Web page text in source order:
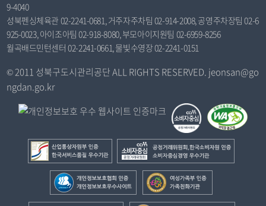
9-4040
성북펜싱체육관 02-2241-0681, 거주자주차팀 02-914-2008, 공영주차장팀 02-6
925-0023, 아이조아팀 02-918-8080, 부모아이지원팀 02-6959-8256
월곡배드민턴센터 02-2241-0661, 물빛수영장 02-2241-0151
© 2011 성북구도시관리공단 ALL RIGHTS RESERVED. jeonsan@go
ngdan.go.kr
산
업
통
상
공
정
거
래
개
인
여
성